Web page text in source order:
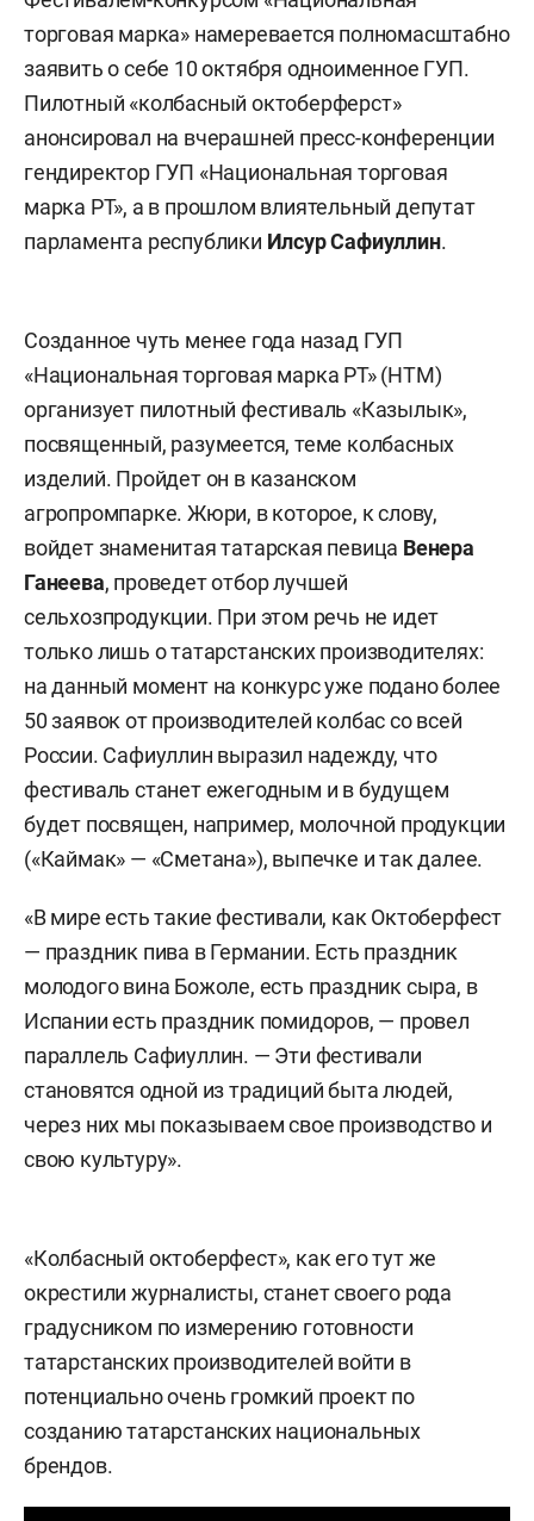
торговая марка» намеревается полномасштабно
заявить о себе 10 октября одноименное ГУП.
Пилотный «колбасный октоберферст»
анонсировал на вчерашней пресс-конференции
гендиректор ГУП «Национальная торговая
марка РТ», а в прошлом влиятельный депутат
парламента республики Илсур Сафиуллин.
Созданное чуть менее года назад ГУП
«Национальная торговая марка РТ» (НТМ)
организует пилотный фестиваль «Казылык»,
посвященный, разумеется, теме колбасных
изделий. Пройдет он в казанском
агропромпарке. Жюри, в которое, к слову,
войдет знаменитая татарская певица Венера
Ганеева, проведет отбор лучшей
сельхозпродукции. При этом речь не идет
только лишь о татарстанских производителях:
на данный момент на конкурс уже подано более
50 заявок от производителей колбас со всей
России. Сафиуллин выразил надежду, что
фестиваль станет ежегодным и в будущем
будет посвящен, например, молочной продукции
(«Каймак» — «Сметана»), выпечке и так далее.
«В мире есть такие фестивали, как Октоберфест
— праздник пива в Германии. Есть праздник
молодого вина Божоле, есть праздник сыра, в
Испании есть праздник помидоров, — провел
параллель Сафиуллин. — Эти фестивали
становятся одной из традиций быта людей,
через них мы показываем свое производство и
свою культуру».
«Колбасный октоберфест», как его тут же
окрестили журналисты, станет своего рода
градусником по измерению готовности
татарстанских производителей войти в
потенциально очень громкий проект по
созданию татарстанских национальных
брендов.